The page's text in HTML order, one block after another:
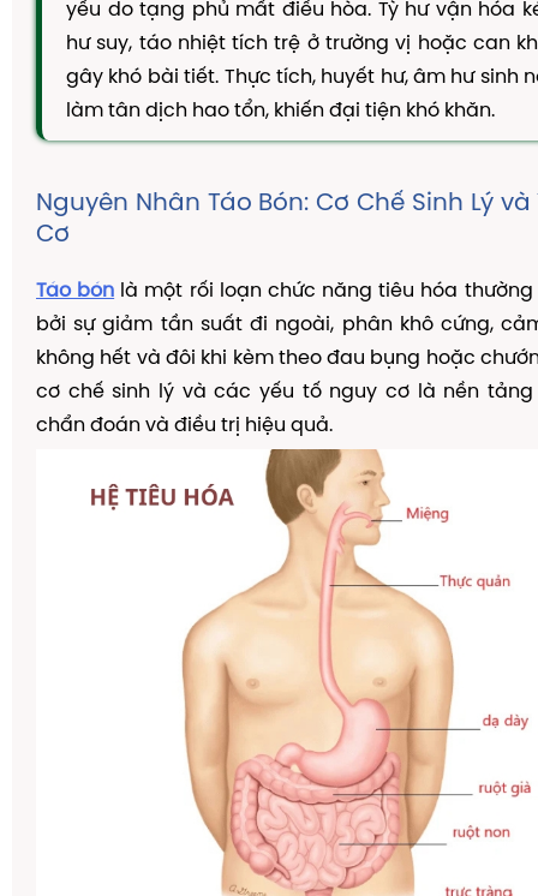
TAM THẤT MẬT ONG
CAO DÂY THÌA CANH
DẦU GỘI THẢO DƯỢC
KIẾN THỨC
Kiến Thức Về Dạ Dày
Kiến Thức Về Hà Thủ Ô
Kiến Thức Về Tam Thất
Kiến Thức Về Tiểu Đường
Kiến Thức Về Dầu Gội Thảo Dược
Kiến Thức Về Máy Lọc Không Khí
yếu do tạng phủ mất điều hòa. Tỳ hư vận hóa
hư suy, táo nhiệt tích trệ ở trường vị hoặc can
gây khó bài tiết. Thực tích, huyết hư, âm hư sinh
làm tân dịch hao tổn, khiến đại tiện khó khăn.
Nguyên Nhân Táo Bón: Cơ Chế Sinh Lý và
Cơ
Táo bón là một rối loạn chức năng tiêu hóa
bởi sự giảm tần suất đi ngoài, phân khô cứng,
không hết và đôi khi kèm theo đau bụng hoặc
cơ chế sinh lý và các yếu tố nguy cơ là nền
chẩn đoán và điều trị hiệu quả.